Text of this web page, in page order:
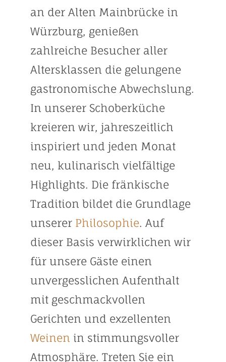
an der Alten Mainbrücke in
Würzburg, genießen
zahlreiche Besucher aller
Altersklassen die gelungene
gastronomische Abwechslung.
In unserer Schoberküche
kreieren wir, jahreszeitlich
inspiriert und jeden Monat
neu, kulinarisch vielfältige
Highlights. Die fränkische
Tradition bildet die Grundlage
unserer Philosophie. Auf
dieser Basis verwirklichen wir
für unsere Gäste einen
unvergesslichen Aufenthalt
mit geschmackvollen
Gerichten und exzellenten
Weinen in stimmungsvoller
Atmosphäre. Treten Sie ein